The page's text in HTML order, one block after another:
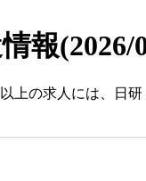
報(2026/
の求人には、日